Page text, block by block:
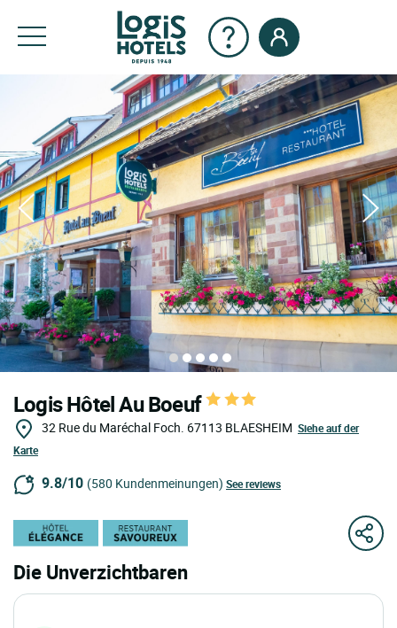
Logis Hôtel Au Boeuf
32 Rue du Maréchal Foch. 67113 BLAESHEIM Siehe auf der
Karte
9.8/10 (580 Kundenmeinungen) See reviews
Die Unverzichtbaren